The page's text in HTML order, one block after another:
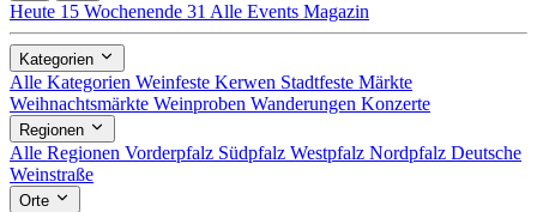
Heute 15 Wochenende 31 Alle Events Magazin
Kategorien
Alle Kategorien Weinfeste Kerwen Stadtfeste Märkte
Weihnachtsmärkte Weinproben Wanderungen Konzerte
Regionen
Alle Regionen Vorderpfalz Südpfalz Westpfalz Nordpfalz Deutsche
Weinstraße
Orte